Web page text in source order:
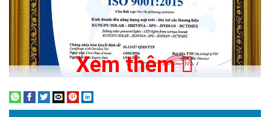
Thời gian hoạt động >10 giờ sau một lần sạc đầy
Khoảng cách nhìn
thấy
>500m trong đêm
Kích thước
Xem thêm